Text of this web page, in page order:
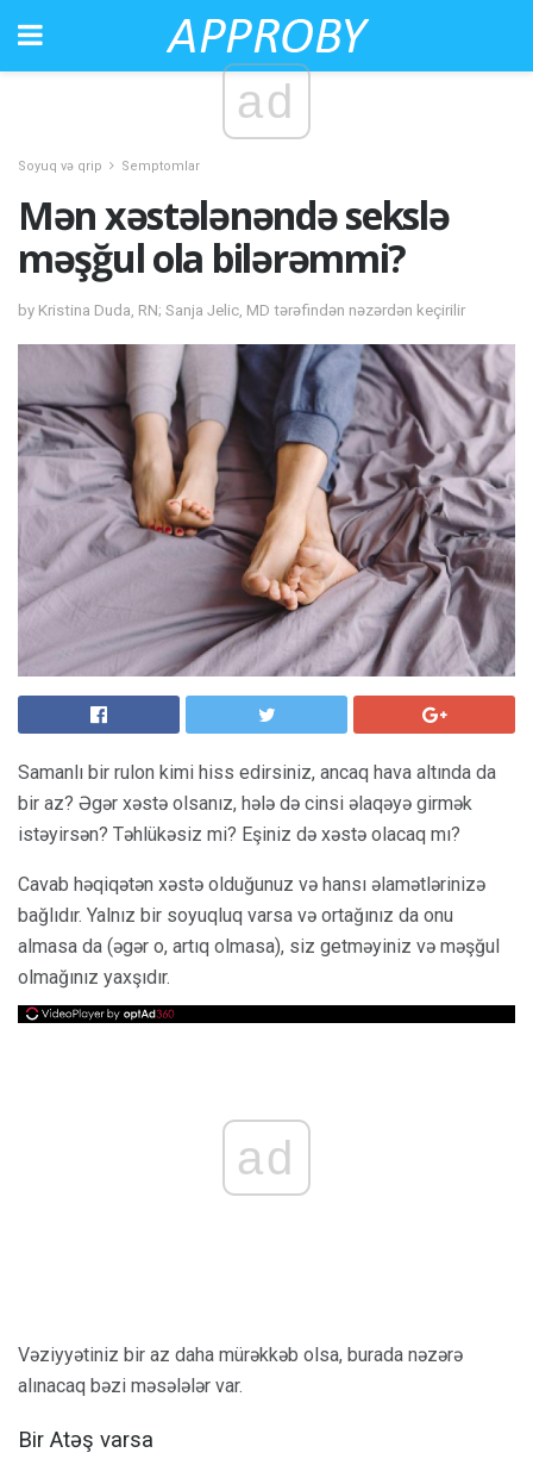
ad
Soyuq və qrip Semptomlar
Mən xəstələnəndə sekslə
məşğul ola bilərəmmi?
by Kristina Duda, RN; Sanja Jelic, MD tərəfindən nəzərdən keçirilir
Samanlı bir rulon kimi hiss edirsiniz, ancaq hava altında da
bir az? Əgər xəstə olsanız, hələ də cinsi əlaqəyə girmək
istəyirsən? Təhlükəsiz mi? Eşiniz də xəstə olacaq mı?
Cavab həqiqətən xəstə olduğunuz və hansı əlamətlərinizə
bağlıdır. Yalnız bir soyuqluq varsa və ortağınız da onu
almasa da (əgər o, artıq olmasa), siz getməyiniz və məşğul
olmağınız yaxşıdır.
ad
Vəziyyətiniz bir az daha mürəkkəb olsa, burada nəzərə
alınacaq bəzi məsələlər var.
Bir Atəş varsa